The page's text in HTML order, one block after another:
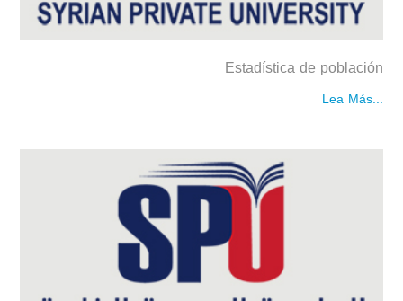
Estadística de población
Lea Más...